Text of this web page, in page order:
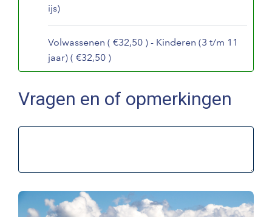
ijs)
Volwassenen ( €32,50 ) - Kinderen (3 t/m 11
jaar) ( €32,50 )
Vragen en of opmerkingen